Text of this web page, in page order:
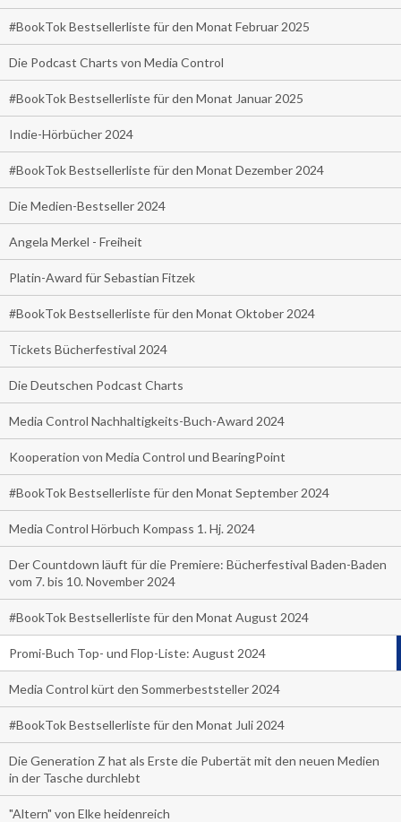
#BookTok Bestsellerliste für den Monat Februar 2025
Die Podcast Charts von Media Control
#BookTok Bestsellerliste für den Monat Januar 2025
Indie-Hörbücher 2024
#BookTok Bestsellerliste für den Monat Dezember 2024
Die Medien-Bestseller 2024
Angela Merkel - Freiheit
Platin-Award für Sebastian Fitzek
#BookTok Bestsellerliste für den Monat Oktober 2024
Tickets Bücherfestival 2024
Die Deutschen Podcast Charts
Media Control Nachhaltigkeits-Buch-Award 2024
Kooperation von Media Control und BearingPoint
#BookTok Bestsellerliste für den Monat September 2024
Media Control Hörbuch Kompass 1. Hj. 2024
Der Countdown läuft für die Premiere: Bücherfestival Baden-Baden
vom 7. bis 10. November 2024
#BookTok Bestsellerliste für den Monat August 2024
Promi-Buch Top- und Flop-Liste: August 2024
Media Control kürt den Sommerbeststeller 2024
#BookTok Bestsellerliste für den Monat Juli 2024
Die Generation Z hat als Erste die Pubertät mit den neuen Medien
in der Tasche durchlebt
"Altern" von Elke heidenreich